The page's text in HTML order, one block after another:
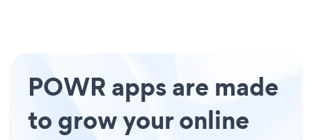
POWR apps are made
to grow your online